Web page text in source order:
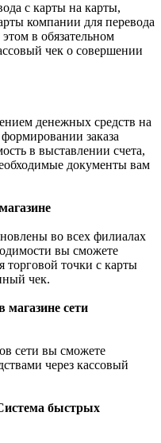
с карты на карты,
компании для перевода
в обязательном
чек о совершении
денежных средств на
заказа
в выставлении счета,
документы вам
во всех филиалах
вы сможете
торговой точки с карты
чек.
сети
сети вы сможете
через кассовый
быстрых